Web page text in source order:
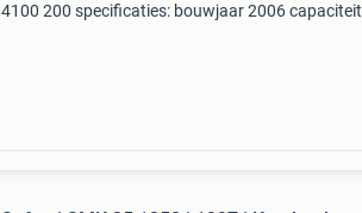
4100 200 specificaties: bouwjaar 2006 capaciteit